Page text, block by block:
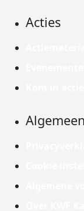
Acties
Algemeen